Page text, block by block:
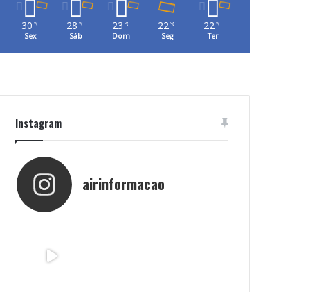
30 ℃
Sex
28 ℃
Sáb
23 ℃
Dom
22℃
Seg
22℃
Ter
Instagram
airinformacao